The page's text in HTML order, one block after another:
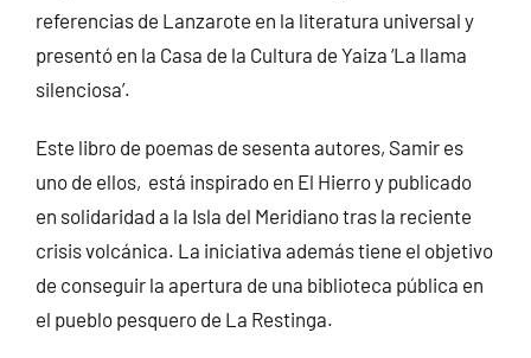
referencias de Lanzarote en la literatura universal y
presentó en la Casa de la Cultura de Yaiza ‘La llama
silenciosa’.
Este libro de poemas de sesenta autores, Samir es
uno de ellos, está inspirado en El Hierro y publicado
en solidaridad a la Isla del Meridiano tras la reciente
crisis volcánica. La iniciativa además tiene el objetivo
de conseguir la apertura de una biblioteca pública en
el pueblo pesquero de La Restinga.